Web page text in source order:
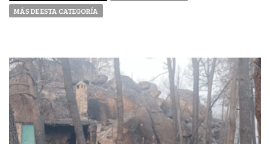
MÁS DE ESTA CATEGORÍA